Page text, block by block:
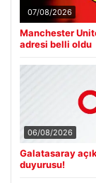
07/08/2026
Manchester
adresi belli oldu
06/08/2026
Galatasaray
duyurusu!